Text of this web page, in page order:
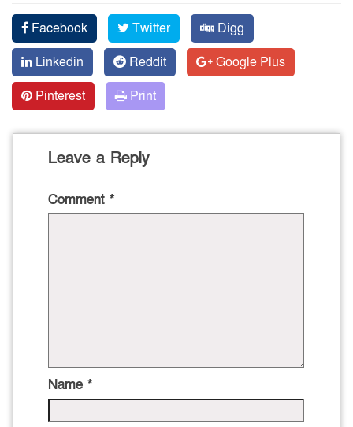
Facebook Twitter
Digg
Linkedin
Reddit
Google Plus
Pinterest
Print
Leave a Reply
Comment *
Name *